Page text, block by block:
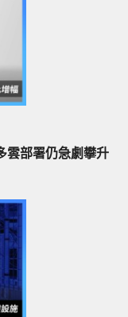
雲部署仍急劇攀升